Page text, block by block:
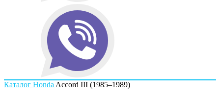
Каталог Honda Accord III (1985–1989)